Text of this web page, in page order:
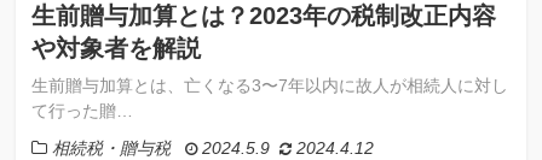
生前贈与加算とは？2023年の税制改正内容
や対象者を解説
生前贈与加算とは、亡くなる3〜7年以内に故人が相続人に対し
て行った贈…
2024.5.9
2024.4.12
相続税・贈与税